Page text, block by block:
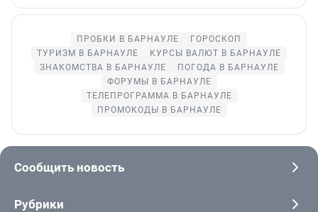
ПРОБКИ В БАРНАУЛЕ
ГОРОСКОП
ТУРИЗМ В БАРНАУЛЕ
КУРСЫ ВАЛЮТ В БАРНАУЛЕ
ЗНАКОМСТВА В БАРНАУЛЕ
ПОГОДА В БАРНАУЛЕ
ФОРУМЫ В БАРНАУЛЕ
ТЕЛЕПРОГРАММА В БАРНАУЛЕ
ПРОМОКОДЫ В БАРНАУЛЕ
Сообщить новость
Рубрики